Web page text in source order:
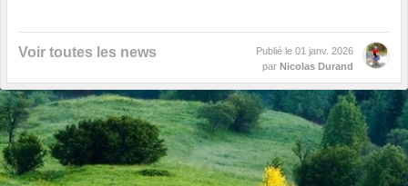
Voir toutes les news Publié le 01 janv. 2026
par Nicolas Durand